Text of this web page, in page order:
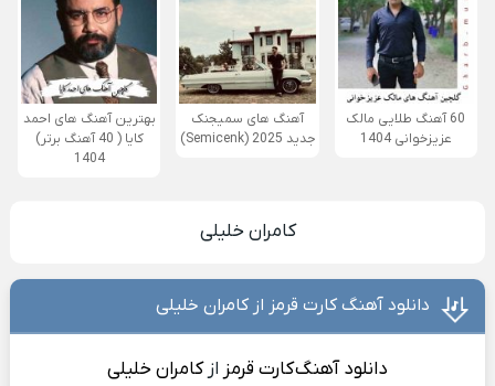
60 آهنگ طلایی مالک
عزیزخوانی 1404
آهنگ های سمیجنک
جدید 2025 (Semicenk)
بهترین آهنگ های احمد
کایا ( 40 آهنگ برتر)
1404
کامران خلیلی
دانلود آهنگ کارت قرمز از کامران خلیلی
دانلود آهنگکارت قرمز ازکامران خلیلی